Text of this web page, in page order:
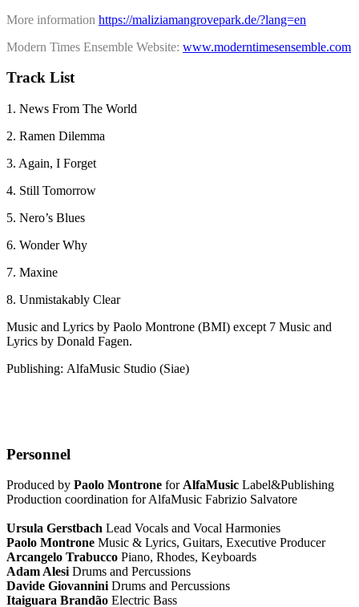
More information https://maliziamangrovepark.de/?lang=en
Modern Times Ensemble Website: www.moderntimesensemble.com
Track List
1. News From The World
2. Ramen Dilemma
3. Again, I Forget
4. Still Tomorrow
5. Nero’s Blues
6. Wonder Why
7. Maxine
8. Unmistakably Clear
Music and Lyrics by Paolo Montrone (BMI) except 7 Music and
Lyrics by Donald Fagen.
Publishing: AlfaMusic Studio (Siae)
Personnel
Produced by Paolo Montrone forAlfaMusic Label&Publishing
Production coordination for AlfaMusic Fabrizio Salvatore
Ursula Gerstbach Lead Vocals and Vocal Harmonies
Paolo Montrone Music & Lyrics, Guitars, Executive Producer
Arcangelo Trabucco Piano, Rhodes, Keyboards
Adam Alesi Drums and Percussions
Davide Giovannini Drums and Percussions
Itaiguara Brandão Electric Bass